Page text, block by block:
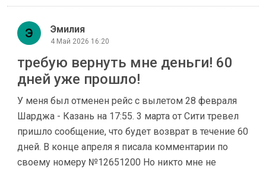
Эмилия
4 Май 2026 16:20
требую вернуть мне деньги! 60
дней уже прошло!
У меня был отменен рейс с вылетом 28 февраля
Шарджа - Казань на 17:55. 3 марта от Сити тревел
пришло сообщение, что будет возврат в течение 60
дней. В конце апреля я писала комментарии по
своему номеру №12651200 Но никто мне не